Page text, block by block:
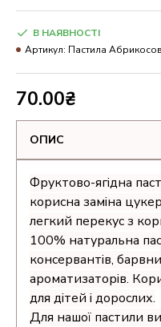
70.00₴
В НАЯВНОСТІ
Артикул: Пастила
ОПИС
Фруктово-ягідна
корисна заміна
легкий перекус з
100% натуральна
консервантів,
ароматизаторів.
для дітей і дорослих.
Для нашої пастили